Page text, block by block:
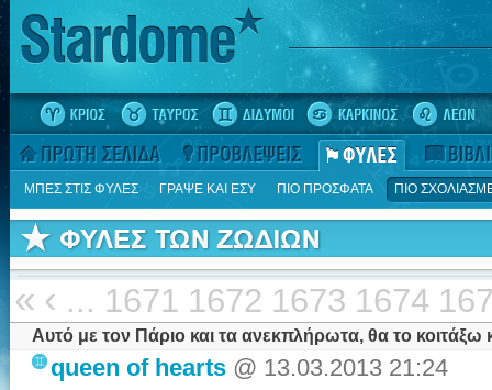
ΜΠΕΣ ΣΤΙΣ ΦΥΛΕΣ ΓΡΑΨΕ ΚΑΙ ΕΣΥ ΠΙΟ ΠΡΟΣΦΑΤΑ ΠΙΟ
« ‹ ... 1671 1672 1673 1674
Αυτό με τον Πάριο και τα ανεκπλήρωτα, θα το κοιτάξω
queen of hearts @ 13.03.2013 21:24